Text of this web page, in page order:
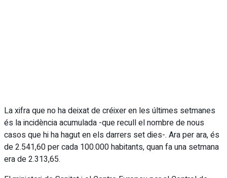
La xifra que no ha deixat de créixer en les últimes setmanes
és la incidència acumulada -que recull el nombre de nous
casos que hi ha hagut en els darrers set dies-. Ara per ara, és
de 2.541,60 per cada 100.000 habitants, quan fa una setmana
era de 2.313,65.